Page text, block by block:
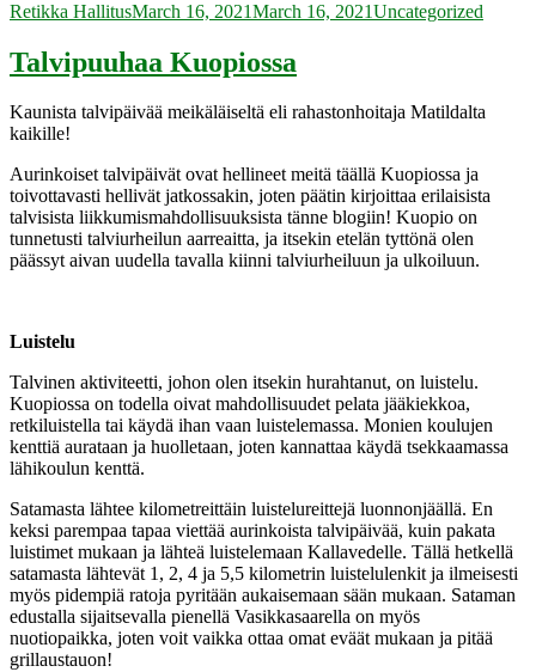
Author
Retikka HallitusPosted
March 16, 2021March 16, 2021Categories
Uncategorized
Talvipuuhaa Kuopiossa
Kaunista talvipäivää meikäläiseltä eli rahastonhoitaja Matildalta
kaikille!
Aurinkoiset talvipäivät ovat hellineet meitä täällä Kuopiossa ja
toivottavasti hellivät jatkossakin, joten päätin kirjoittaa erilaisista
talvisista liikkumismahdollisuuksista tänne blogiin! Kuopio on
tunnetusti talviurheilun aarreaitta, ja itsekin etelän tyttönä olen
päässyt aivan uudella tavalla kiinni talviurheiluun ja ulkoiluun.
Luistelu
Talvinen aktiviteetti, johon olen itsekin hurahtanut, on luistelu.
Kuopiossa on todella oivat mahdollisuudet pelata jääkiekkoa,
retkiluistella tai käydä ihan vaan luistelemassa. Monien koulujen
kenttiä aurataan ja huolletaan, joten kannattaa käydä tsekkaamassa
lähikoulun kenttä.
Satamasta lähtee kilometreittäin luistelureittejä luonnonjäällä. En
keksi parempaa tapaa viettää aurinkoista talvipäivää, kuin pakata
luistimet mukaan ja lähteä luistelemaan Kallavedelle. Tällä hetkellä
satamasta lähtevät 1, 2, 4 ja 5,5 kilometrin luistelulenkit ja ilmeisesti
myös pidempiä ratoja pyritään aukaisemaan sään mukaan. Sataman
edustalla sijaitsevalla pienellä Vasikkasaarella on myös
nuotiopaikka, joten voit vaikka ottaa omat eväät mukaan ja pitää
grillaustauon!